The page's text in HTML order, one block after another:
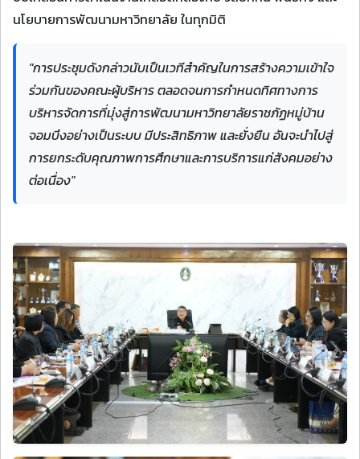
นโยบายการพัฒนามหาวิทยาลัย ในทุกมิติ
"การประชุมดังกล่าวนับเป็นเวทีสำคัญในการสร้างความเข้าใจ
ร่วมกันของคณะผู้บริหาร ตลอดจนการกำหนดทิศทางการ
บริหารจัดการที่มุ่งสู่การพัฒนามหาวิทยาลัยราชภัฏหมู่บ้าน
จอมบึงอย่างเป็นระบบ มีประสิทธิภาพ และยั่งยืน อันจะนำไปสู่
การยกระดับคุณภาพการศึกษาและการบริการแก่สังคมอย่าง
ต่อเนื่อง"